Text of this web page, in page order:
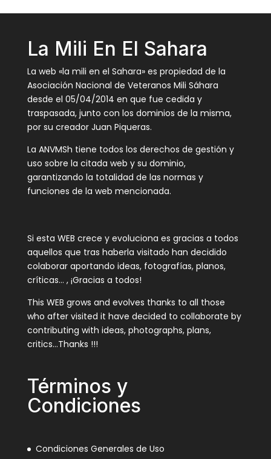
La Mili En El Sahara
La web «la mili en el Sahara» es propiedad de la
Asociación Nacional de Veteranos Mili Sáhara
desde el 05/04/2014 en que fue cedida y
traspasada, junto con los dominios de la misma,
por su creador Juan Piqueras.
La ANVMSh tiene todos los derechos de gestión y
uso sobre la citada web y su dominio,
garantizando la totalidad de las normas y
funciones de la web mencionada.
Si esta WEB crece y evoluciona es gracias a todos
aquellos que tras haberla visitado han decidido
colaborar aportando ideas, fotografías, planos,
críticas… , ¡Gracias a todos!
This WEB grows and evolves thanks to all those
who after visited it have decided to collaborate by
contributing with ideas, photographs, plans,
critics…Thanks !!!
Términos y
Condiciones
Condiciones Generales de Uso